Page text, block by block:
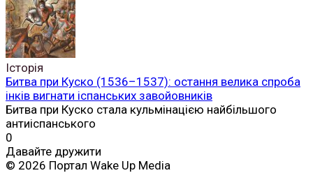
Історія
Битва при Куско (1536–1537): остання велика спроба
інків вигнати іспанських завойовників
Битва при Куско стала кульмінацією найбільшого
антиіспанського
0
Давайте дружити
© 2026 Портал Wake Up Media